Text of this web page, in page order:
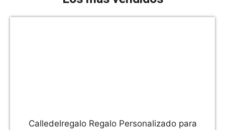
Calledelregalo Regalo Personalizado para